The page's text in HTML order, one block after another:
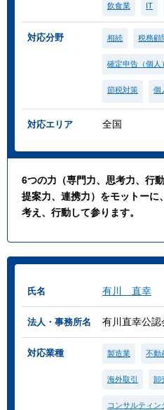
飲食業 IT
対応分野 相続 税務顧
確定申告（個人）
節税対策 個
対応エリア 全国
6つの力（専門力、思考力、行
提案力、連携力）をモットーに
考え、行動して参ります。
氏名 有川 直幸
法人・事務所名 有川直幸公
対応業種 製造業 不動
海外取引 卸
コンサルティン